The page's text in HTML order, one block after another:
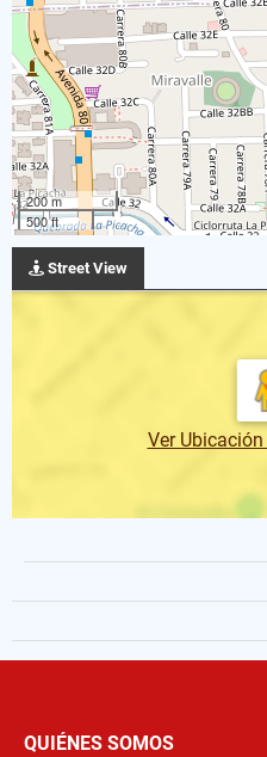
200 m
500 ft
Street View
Ver Ubicación
QUIÉNES SOMOS